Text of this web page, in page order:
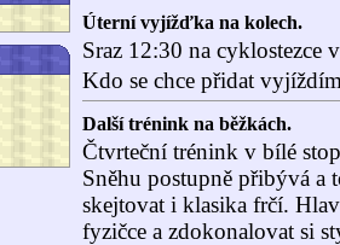
Úterní vyjížďka na kolech.
Sraz 12:30 na cyklostezce
Kdo se chce přidat
Další trénink na běžkách.
Čtvrteční trénink v bílé
Sněhu postupně přibývá a
skejtovat i klasika frčí.
fyzičce a zdokonalovat si